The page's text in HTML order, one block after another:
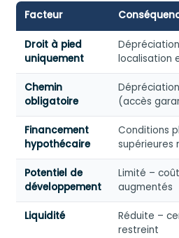
Facteur
Droit à pied
uniquement
localisation
Chemin
obligatoire
(accès
Financement
hypothécaire
Conditions
supérieures
Potentiel de
développement
Limité –
augmentés
Liquidité
Réduite –
restreint